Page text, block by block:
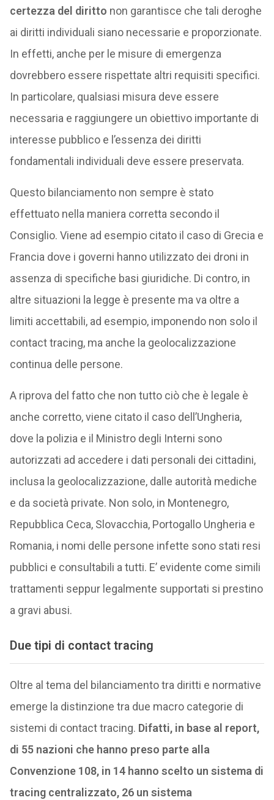
certezza del diritto non garantisce che tali deroghe
ai diritti individuali siano necessarie e proporzionate.
In effetti, anche per le misure di emergenza
dovrebbero essere rispettate altri requisiti specifici.
In particolare, qualsiasi misura deve essere
necessaria e raggiungere un obiettivo importante di
interesse pubblico e l’essenza dei diritti
fondamentali individuali deve essere preservata.
Questo bilanciamento non sempre è stato
effettuato nella maniera corretta secondo il
Consiglio. Viene ad esempio citato il caso di Grecia e
Francia dove i governi hanno utilizzato dei droni in
assenza di specifiche basi giuridiche. Di contro, in
altre situazioni la legge è presente ma va oltre a
limiti accettabili, ad esempio, imponendo non solo il
contact tracing, ma anche la geolocalizzazione
continua delle persone.
A riprova del fatto che non tutto ciò che è legale è
anche corretto, viene citato il caso dell’Ungheria,
dove la polizia e il Ministro degli Interni sono
autorizzati ad accedere i dati personali dei cittadini,
inclusa la geolocalizzazione, dalle autorità mediche
e da società private. Non solo, in Montenegro,
Repubblica Ceca, Slovacchia, Portogallo Ungheria e
Romania, i nomi delle persone infette sono stati resi
pubblici e consultabili a tutti. E’ evidente come simili
trattamenti seppur legalmente supportati si prestino
a gravi abusi.
Due tipi di contact tracing
Oltre al tema del bilanciamento tra diritti e normative
emerge la distinzione tra due macro categorie di
sistemi di contact tracing. Difatti, in base al report,
di 55 nazioni che hanno preso parte alla
Convenzione 108, in 14 hanno scelto un sistema di
tracing centralizzato, 26 un sistema